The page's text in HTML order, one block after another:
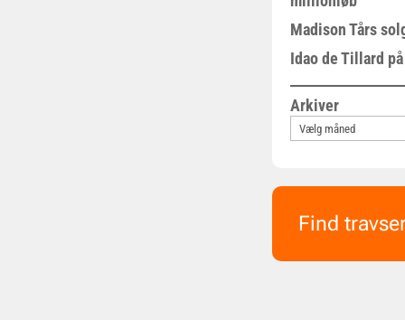
Madison Tårs
Idao de Tillard
Arkiver
Find